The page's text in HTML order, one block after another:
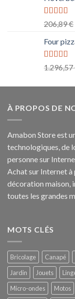
Note5.00
sur 5
206,89€
Four
Note5.00
1.296,57
À PROPOS DE
Amabon Store est
technologiques, de
personne sur
Achat sur Internet à
décoration maison,
toutes les grandes
MOTS CLÉS
Bricolage Canapé
Jardin
Jouets
Micro-ondes
Motos